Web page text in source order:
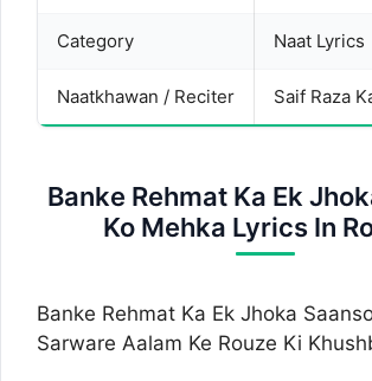
Category Naat Lyrics
Naatkhawan / Reciter Saif Raza
Banke Rehmat Ka Ek
Ko Mehka Lyrics In
Banke Rehmat Ka Ek Jhoka
Sarware Aalam Ke Rouze Ki